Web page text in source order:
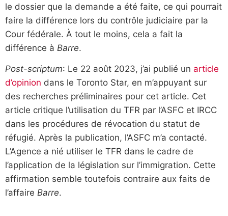
le dossier que la demande a été faite, ce qui pourrait
faire la différence lors du contrôle judiciaire par la
Cour fédérale. À tout le moins, cela a fait la
différence à Barre.
Post-scriptum: Le 22 août 2023, j’ai publié un article
d’opinion dans le Toronto Star, en m’appuyant sur
des recherches préliminaires pour cet article. Cet
article critique l’utilisation du TFR par l’ASFC et IRCC
dans les procédures de révocation du statut de
réfugié. Après la publication, l’ASFC m’a contacté.
L’Agence a nié utiliser le TFR dans le cadre de
l’application de la législation sur l’immigration. Cette
affirmation semble toutefois contraire aux faits de
l’affaire Barre.